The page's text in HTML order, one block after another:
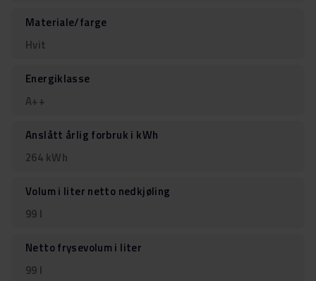
Materiale/farge
Hvit
Energiklasse
A++
Anslått årlig forbruk i kWh
264 kWh
Volum i liter netto nedkjøling
99 l
Netto frysevolum i liter
99 l